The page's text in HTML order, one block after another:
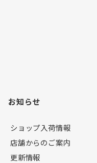
お知らせ
ショップ入荷情報
店舗からのご案内
更新情報